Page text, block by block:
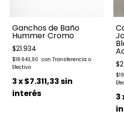
Ganchos de Baño
Hummer Cromo
$21.934
$18.643,90
3x$7.311,33sin
interés
3